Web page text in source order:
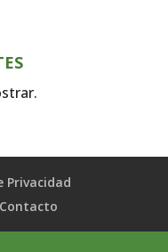
Privacidad
Contacto